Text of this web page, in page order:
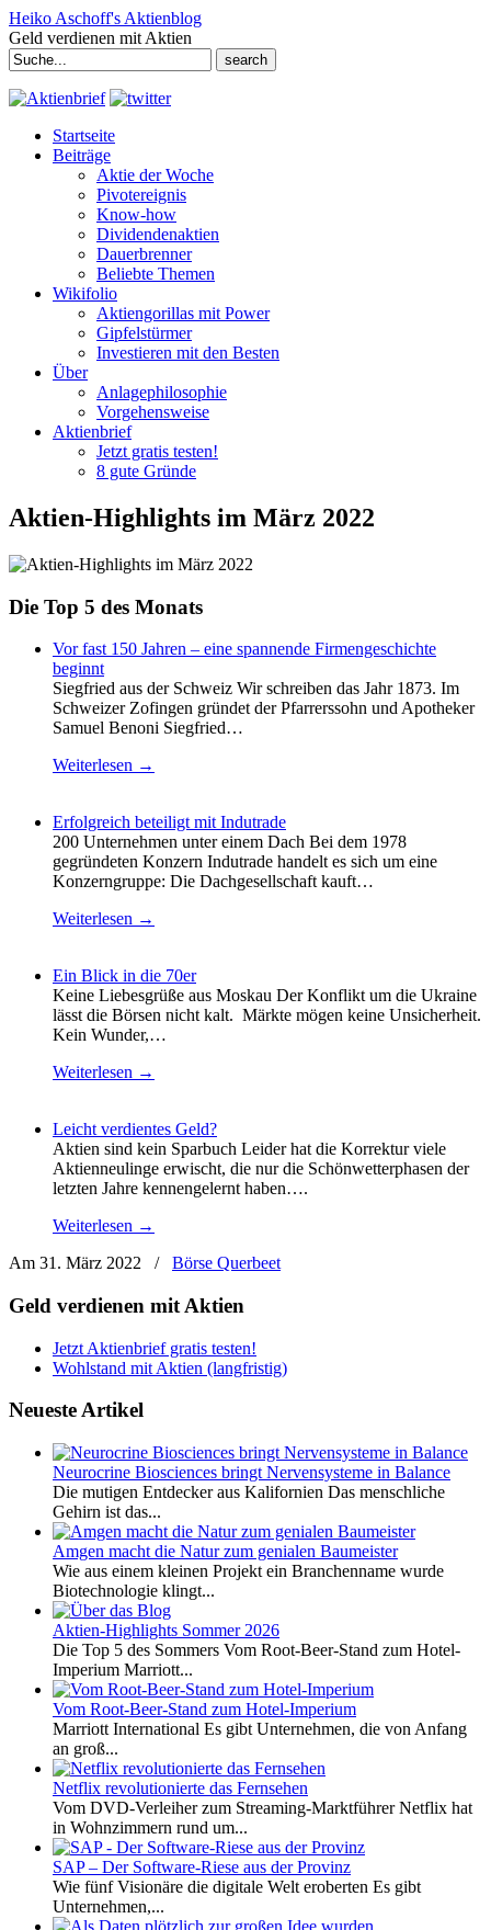
Heiko Aschoff's Aktienblog
Geld verdienen mit Aktien
Search
for:
Startseite
Beiträge
Aktie der Woche
Pivotereignis
Know-how
Dividendenaktien
Dauerbrenner
Beliebte Themen
Wikifolio
Aktiengorillas mit Power
Gipfelstürmer
Investieren mit den Besten
Über
Anlagephilosophie
Vorgehensweise
Aktienbrief
Jetzt gratis testen!
8 gute Gründe
Aktien-Highlights im März 2022
Die Top 5 des Monats
Vor fast 150 Jahren – eine spannende Firmengeschichte
beginnt
Siegfried aus der Schweiz Wir schreiben das Jahr 1873. Im
Schweizer Zofingen gründet der Pfarrerssohn und Apotheker
Samuel Benoni Siegfried…
Weiterlesen →
Erfolgreich beteiligt mit Indutrade
200 Unternehmen unter einem Dach Bei dem 1978
gegründeten Konzern Indutrade handelt es sich um eine
Konzerngruppe: Die Dachgesellschaft kauft…
Weiterlesen →
Ein Blick in die 70er
Keine Liebesgrüße aus Moskau Der Konflikt um die Ukraine
lässt die Börsen nicht kalt. Märkte mögen keine Un­sicher­heit.
Kein Wunder,…
Weiterlesen →
Leicht verdientes Geld?
Aktien sind kein Sparbuch Leider hat die Korrektur viele
Aktienneulinge erwischt, die nur die Schön­wetterphasen der
letzten Jahre kennengelernt haben….
Weiterlesen →
Am 31. März 2022
/ Börse Querbeet
Geld verdienen mit Aktien
Jetzt Aktienbrief gratis testen!
Wohlstand mit Aktien (langfristig)
Neueste Artikel
Neurocrine Biosciences bringt Nervensysteme in Balance
Die mutigen Entdecker aus Kalifornien Das menschliche
Gehirn ist das...
Amgen macht die Natur zum genialen Baumeister
Wie aus einem kleinen Projekt ein Branchenname wurde
Biotechnologie klingt...
Aktien-Highlights Sommer 2026
Die Top 5 des Sommers Vom Root-Beer-Stand zum Hotel-
Imperium Marriott...
Vom Root-Beer-Stand zum Hotel-Imperium
Marriott International Es gibt Unternehmen, die von Anfang
an groß...
Netflix revolutionierte das Fernsehen
Vom DVD-Verleiher zum Streaming-Marktführer Netflix hat
in Wohnzimmern rund um...
SAP – Der Software-Riese aus der Provinz
Wie fünf Visionäre die digitale Welt eroberten Es gibt
Unternehmen,...